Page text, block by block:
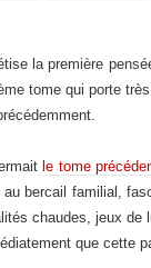
la première
tome qui porte
le tome
bercail familial,
chaudes, jeux
que cette